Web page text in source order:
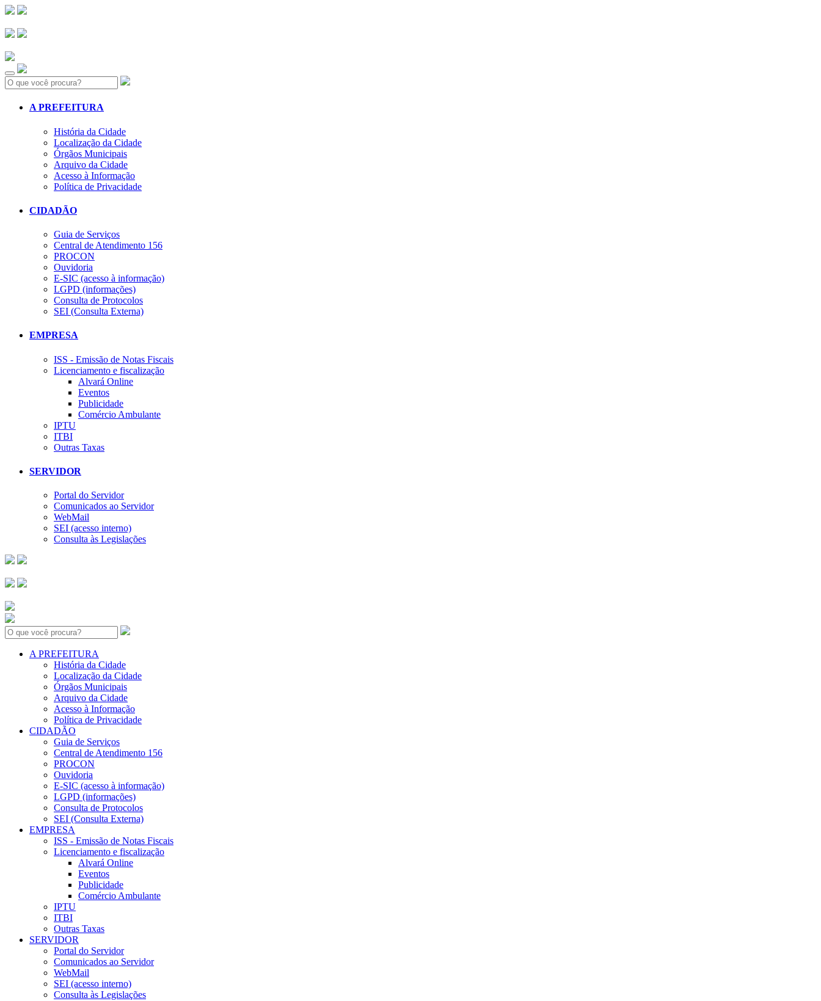
Search:
A PREFEITURA
História da Cidade
Localização da Cidade
Órgãos Municipais
Arquivo da Cidade
Acesso à Informação
Política de Privacidade
CIDADÃO
Guia de Serviços
Central de Atendimento 156
PROCON
Ouvidoria
E-SIC (acesso à informação)
LGPD (informações)
Consulta de Protocolos
SEI (Consulta Externa)
EMPRESA
ISS - Emissão de Notas Fiscais
Licenciamento e fiscalização
Alvará Online
Eventos
Publicidade
Comércio Ambulante
IPTU
ITBI
Outras Taxas
SERVIDOR
Portal do Servidor
Comunicados ao Servidor
WebMail
SEI (acesso interno)
Consulta às Legislações
Search:
A PREFEITURA
História da Cidade
Localização da Cidade
Órgãos Municipais
Arquivo da Cidade
Acesso à Informação
Política de Privacidade
CIDADÃO
Guia de Serviços
Central de Atendimento 156
PROCON
Ouvidoria
E-SIC (acesso à informação)
LGPD (informações)
Consulta de Protocolos
SEI (Consulta Externa)
EMPRESA
ISS - Emissão de Notas Fiscais
Licenciamento e fiscalização
Alvará Online
Eventos
Publicidade
Comércio Ambulante
IPTU
ITBI
Outras Taxas
SERVIDOR
Portal do Servidor
Comunicados ao Servidor
WebMail
SEI (acesso interno)
Consulta às Legislações